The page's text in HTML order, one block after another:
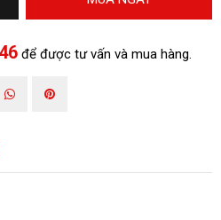
để được tư vấn và mua hàng.
trực tiếp 24/7: